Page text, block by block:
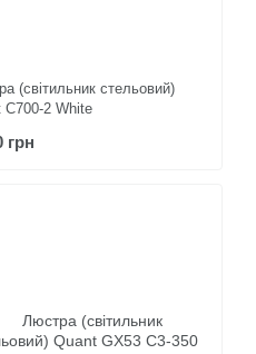
(світильник стельовий)
C700-2 White
грн